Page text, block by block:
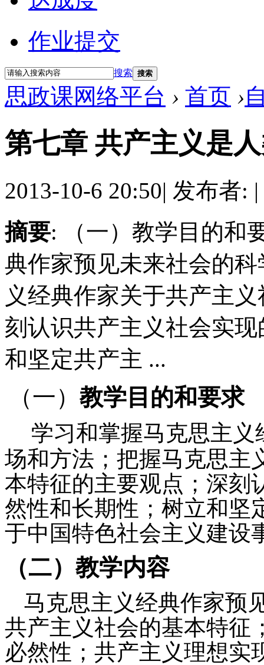
作业提交
搜索 搜索
思政课网络平台 › 首页 ›
第七章 共产主义是
2013-10-6 20:50| 发布者: |
摘要: （一）教学目的和
典作家预见未来社会的
义经典作家关于共产主
刻认识共产主义社会实
和坚定共产主 ...
（一）教学目的和要求
学习和掌握马克思主
场和方法；把握马克思主
本特征的主要观点；深刻
然性和长期性；树立和坚
于中国特色社会主义建设
（二）教学内容
马克思主义经典作家预
共产主义社会的基本特征
必然性；共产主义理想实